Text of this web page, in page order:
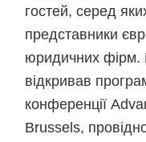
гостей, серед
представники
юридичних фірм.
відкривав
конференції
Brussels,